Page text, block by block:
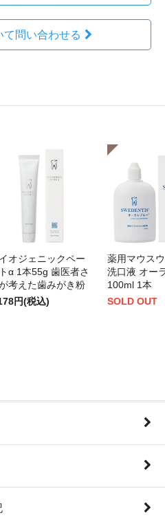
て問い合わせる
オジェニックペー
α 1本55g 歯医者さ
考えた歯みがき粉
円(税込)
薬用マウス
洗口液 オー
100ml 1本
SOLD OUT